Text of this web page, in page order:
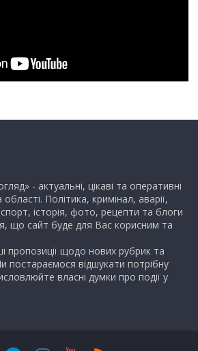
- актуальні, цікаві та оперативні
Політика, кримінал, аварії,
історія, фото, рецепти та блоги
що сайт буде для Вас корисним та
пропозиції щодо нових рубрик та
постараємося відшукати потрібну
власні думки про події у